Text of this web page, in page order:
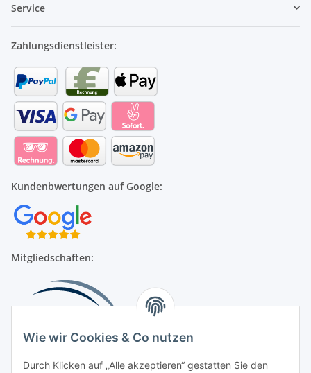
Wie wir Cookies & Co nutzen
Durch Klicken auf „Alle akzeptieren“ gestatten Sie den
Service
Zahlungsdienstleister:
Kundenbwertungen auf Google:
Mitgliedschaften: